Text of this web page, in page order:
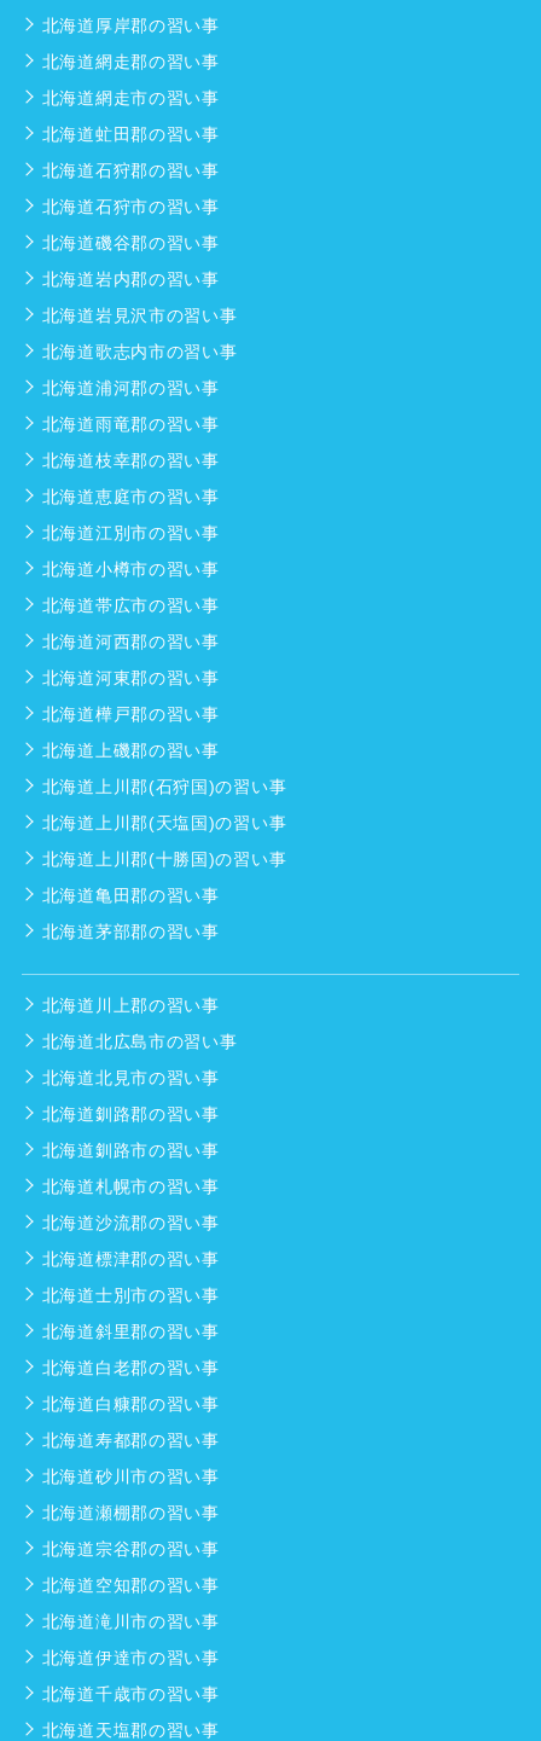
北海道厚岸郡の習い事
北海道網走郡の習い事
北海道網走市の習い事
北海道虻田郡の習い事
北海道石狩郡の習い事
北海道石狩市の習い事
北海道磯谷郡の習い事
北海道岩内郡の習い事
北海道岩見沢市の習い事
北海道歌志内市の習い事
北海道浦河郡の習い事
北海道雨竜郡の習い事
北海道枝幸郡の習い事
北海道恵庭市の習い事
北海道江別市の習い事
北海道小樽市の習い事
北海道帯広市の習い事
北海道河西郡の習い事
北海道河東郡の習い事
北海道樺戸郡の習い事
北海道上磯郡の習い事
北海道上川郡(石狩国)の習い事
北海道上川郡(天塩国)の習い事
北海道上川郡(十勝国)の習い事
北海道亀田郡の習い事
北海道茅部郡の習い事
北海道川上郡の習い事
北海道北広島市の習い事
北海道北見市の習い事
北海道釧路郡の習い事
北海道釧路市の習い事
北海道札幌市の習い事
北海道沙流郡の習い事
北海道標津郡の習い事
北海道士別市の習い事
北海道斜里郡の習い事
北海道白老郡の習い事
北海道白糠郡の習い事
北海道寿都郡の習い事
北海道砂川市の習い事
北海道瀬棚郡の習い事
北海道宗谷郡の習い事
北海道空知郡の習い事
北海道滝川市の習い事
北海道伊達市の習い事
北海道千歳市の習い事
北海道天塩郡の習い事